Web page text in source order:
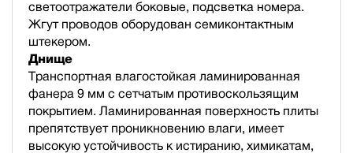
светоотражатели боковые, подсветка номера.
Жгут проводов оборудован семиконтактным
штекером.
Днище
Транспортная влагостойкая ламинированная
фанера 9 мм с сетчатым противоскользящим
покрытием. Ламинированная поверхность плиты
препятствует проникновению влаги, имеет
высокую устойчивость к истиранию, химикатам,